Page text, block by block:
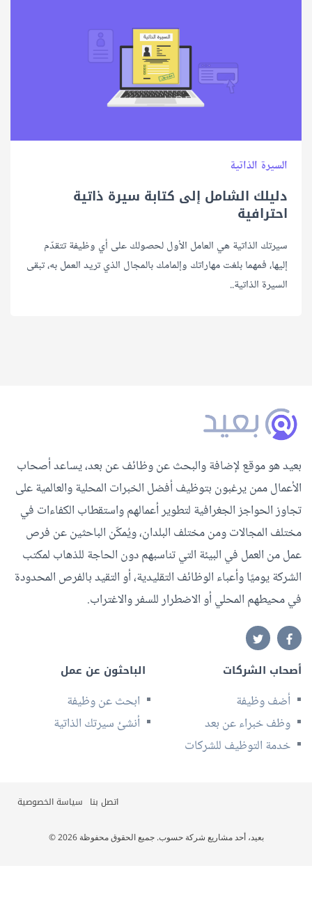
السيرة الذاتية
دليلك الشامل إلى كتابة سيرة ذاتية
احترافية
سيرتك الذاتية هي العامل الأول لحصولك على أي وظيفة تتقدّم
إليها، فمهما بلغت مهاراتك وإلمامك بالمجال الذي تريد العمل به، تبقى
السيرة الذاتية..
بعيد هو موقع لإضافة والبحث عن وظائف عن بعد، يساعد أصحاب
الأعمال ممن يرغبون بتوظيف أفضل الخبرات المحلية والعالمية على
تجاوز الحواجز الجغرافية لتطوير أعمالهم واستقطاب الكفاءات في
مختلف المجالات ومن مختلف البلدان، ويُمكّن الباحثين عن فرص
عمل من العمل في البيئة التي تناسبهم دون الحاجة للذهاب لمكتب
الشركة يوميًا وأعباء الوظائف التقليدية، أو التقيد بالفرص المحدودة
في محيطهم المحلي أو الاضطرار للسفر والاغتراب.
أصحاب الشركات
أضف وظيفة
وظف خبراء عن بعد
خدمة التوظيف للشركات
الباحثون عن عمل
ابحث عن وظيفة
أنشئ سيرتك الذاتية
اتصل بنا سياسة الخصوصية
© 2026 بعيد، أحد مشاريع شركة حسوب. جميع الحقوق محفوظة